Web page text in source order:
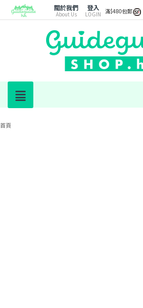
關於我們
About Us
登入
LOGIN 滿$480包郵
首頁